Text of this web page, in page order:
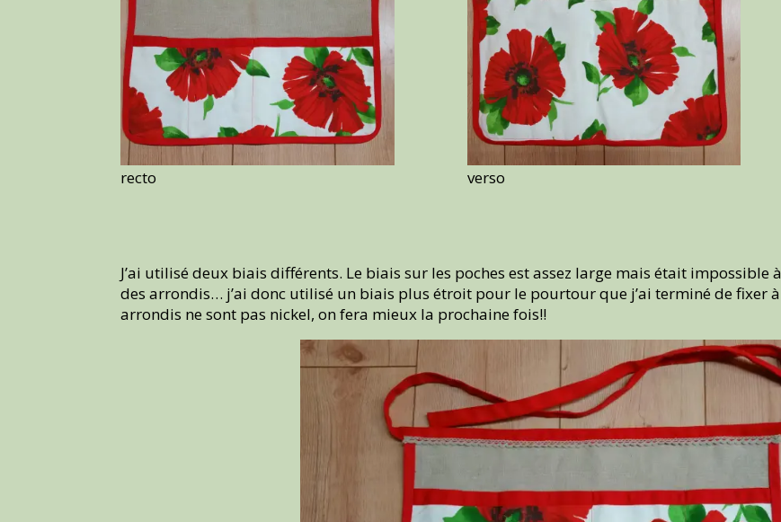
recto verso
J’ai utilisé deux biais différents. Le biais sur les poches est assez large mais était
des arrondis… j’ai donc utilisé un biais plus étroit pour le pourtour que j’ai terminé de fixer
arrondis ne sont pas nickel, on fera mieux la prochaine fois!!